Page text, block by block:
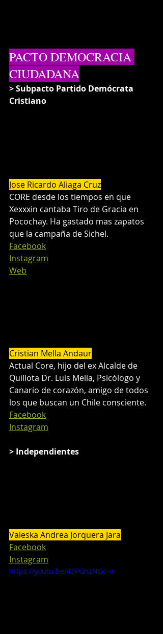
PACTO DEMOCRACIA
CIUDADANA
> Subpacto Partido Demócrata
Cristiano
Jose Ricardo Aliaga Cruz
CORE desde los tiempos en que
Xexxxin cantaba Tiro de Gracia en
Pocochay. Ha gastado mas zapatos
que la campaña de Sichel.
Facebook
Instagram
Web
Cristian Mella Andaur
Actual Core, hijo del ex Alcalde de
Quillota Dr. Luis Mella, Psicólogo y
Canario de corazón, amigo de todos
los que buscan un Chile consciente.
Facebook
Instagram
> Independientes
Valeska Andrea Jorquera Jara
Facebook
Instagram
https://youtu.be/43PGnzNGc-w